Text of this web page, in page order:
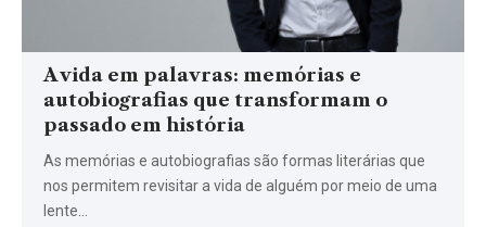
A vida em palavras: memórias e
autobiografias que transformam o
passado em história
As memórias e autobiografias são formas literárias que
nos permitem revisitar a vida de alguém por meio de uma
lente…